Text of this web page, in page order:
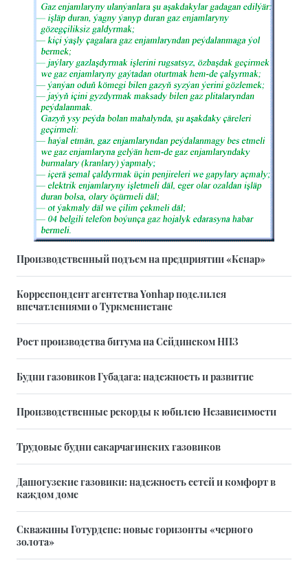
Производственный подъем на предприятии «Кенар»
Корреспондент агентства Yonhap поделился
впечатлениями о Туркменистане
Рост производства битума на Сейдинском НПЗ
Будни газовиков Губадага: надежность и развитие
Производственные рекорды к юбилею Независимости
Трудовые будни сакарчагинских газовиков
Дашогузские газовики: надежность сетей и комфорт в
каждом доме
Скважины Готурдепе: новые горизонты «черного
золота»